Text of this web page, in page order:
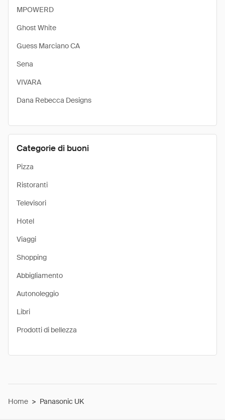
MPOWERD
Ghost White
Guess Marciano CA
Sena
VIVARA
Dana Rebecca Designs
Categorie di buoni
Pizza
Ristoranti
Televisori
Hotel
Viaggi
Shopping
Abbigliamento
Autonoleggio
Libri
Prodotti di bellezza
Home > Panasonic UK